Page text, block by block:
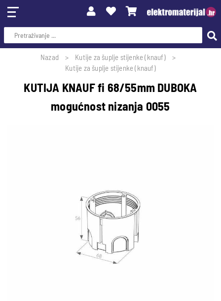
Nazad
Kutije za šuplje stijenke (knauf)
Kutije za šuplje stijenke (knauf)
KUTIJA KNAUF fi 68/55mm DUBOKA
mogućnost nizanja 0055